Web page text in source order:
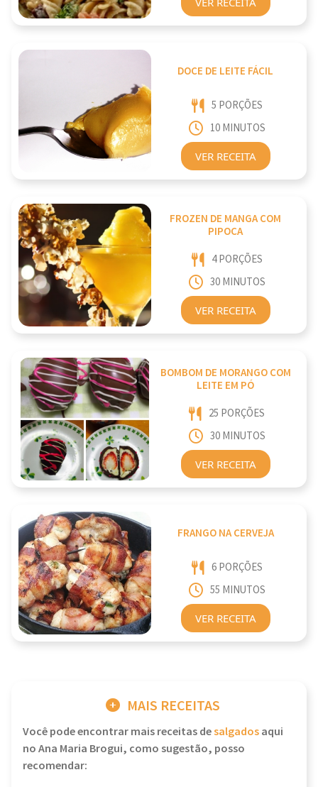
DOCE DE LEITE FÁCIL
5 PORÇÕES
10 MINUTOS
VER RECEITA
FROZEN DE MANGA COM
PIPOCA
4 PORÇÕES
30 MINUTOS
VER RECEITA
BOMBOM DE MORANGO COM
LEITE EM PÓ
25 PORÇÕES
30 MINUTOS
VER RECEITA
FRANGO NA CERVEJA
6 PORÇÕES
55 MINUTOS
VER RECEITA
MAIS RECEITAS
Você pode encontrar mais receitas desalgadosaqui
no Ana Maria Brogui, como sugestão, posso
recomendar: